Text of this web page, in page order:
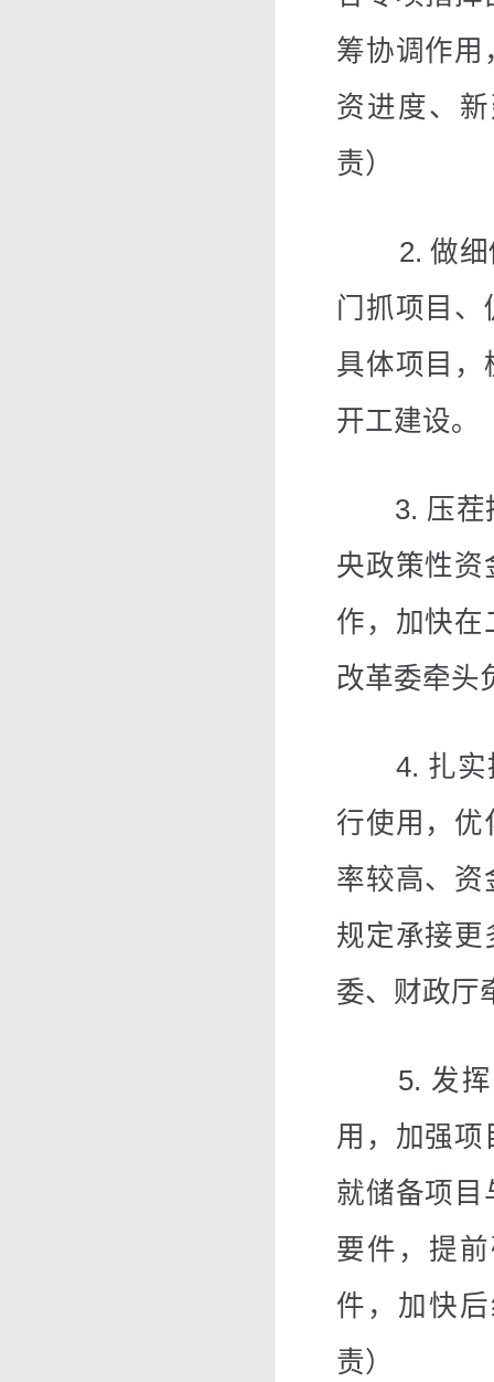
筹协调作用
资进度、
责）
2. 做细做
门抓项目
具体项目，
开工建设。
3. 压茬推
央政策性资
作，加快在
改革委牵头
4. 扎实推
行使用，优
率较高、资
规定承接更
委、财政厅
5. 发挥
用，加强
就储备项目
要件，提
件，加快
责）